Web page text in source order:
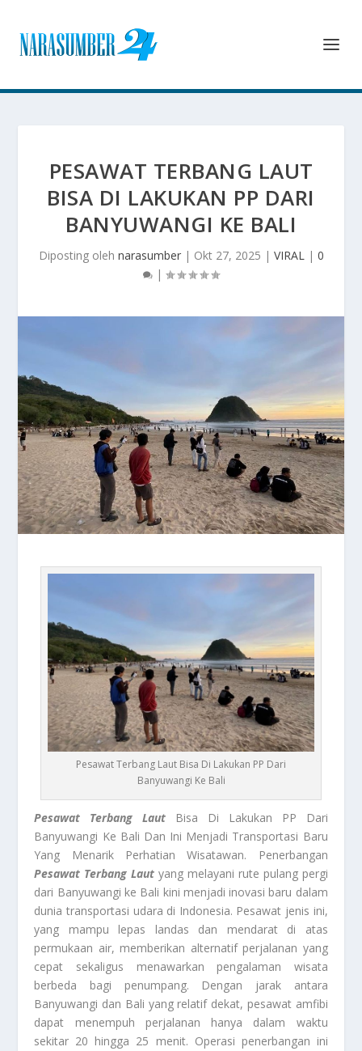
PESAWAT TERBANG LAUT
BISA DI LAKUKAN PP DARI
BANYUWANGI KE BALI
Diposting oleh narasumber| Okt 27, 2025 | VIRAL| 0
|
Pesawat Terbang Laut Bisa Di Lakukan PP Dari
Banyuwangi Ke Bali
Pesawat Terbang Laut Bisa Di Lakukan PP Dari
Banyuwangi Ke Bali Dan Ini Menjadi Transportasi Baru
Yang Menarik Perhatian Wisatawan. Penerbangan
Pesawat Terbang Laut yang melayani rute pulang pergi
dari Banyuwangi ke Bali kini menjadi inovasi baru dalam
dunia transportasi udara di Indonesia. Pesawat jenis ini,
yang mampu lepas landas dan mendarat di atas
permukaan air, memberikan alternatif perjalanan yang
cepat sekaligus menawarkan pengalaman wisata
berbeda bagi penumpang. Dengan jarak antara
Banyuwangi dan Bali yang relatif dekat, pesawat amfibi
dapat menempuh perjalanan hanya dalam waktu
sekitar 20 hingga 25 menit. Operasi penerbangan ini